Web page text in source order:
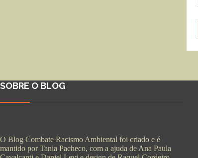
SOBRE O BLOG
O Blog Combate Racismo Ambiental foi criado e é
mantido por Tania Pacheco, com a ajuda de Ana Paula